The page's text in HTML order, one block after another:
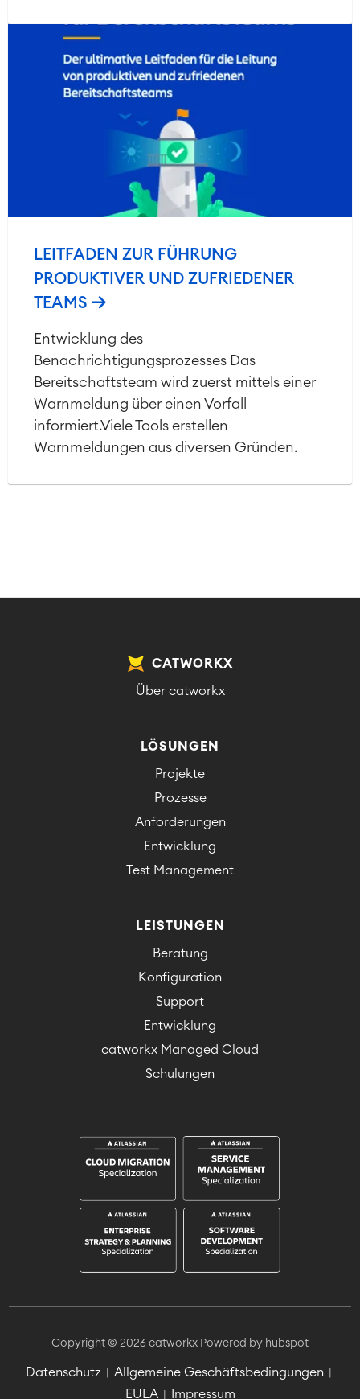
LEITFADEN ZUR FÜHRUNG
PRODUKTIVER UND ZUFRIEDENER
TEAMS
Entwicklung des
Benachrichtigungsprozesses Das
Bereitschaftsteam wird zuerst mittels einer
Warnmeldung über einen Vorfall
informiert.Viele Tools erstellen
Warnmeldungen aus diversen Gründen.
CATWORKX
Über catworkx
LÖSUNGEN
Projekte
Prozesse
Anforderungen
Entwicklung
Test Management
LEISTUNGEN
Beratung
Konfiguration
Support
Entwicklung
catworkx Managed Cloud
Schulungen
Copyright © 2026 catworkx Powered by hubspot
Datenschutz Allgemeine Geschäftsbedingungen
EULA| Impressum